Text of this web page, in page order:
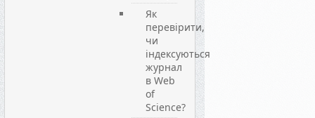
Як
перевірити,
чи
індексуються
журнал
в Web
of
Science?